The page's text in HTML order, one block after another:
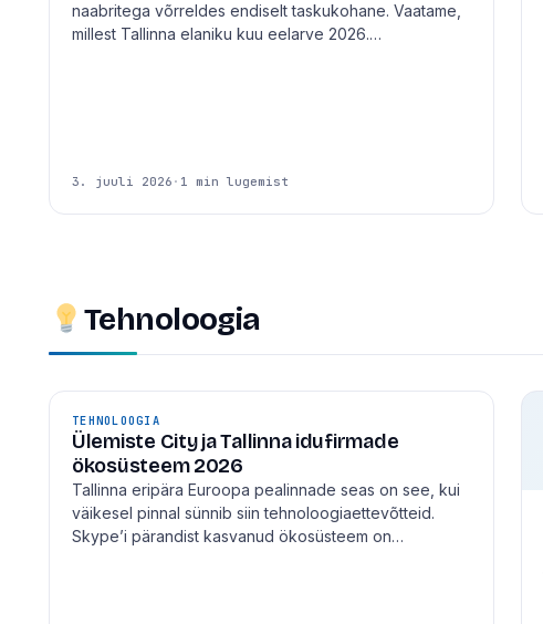
naabritega võrreldes endiselt taskukohane. Vaatame,
millest Tallinna elaniku kuu eelarve 2026.…
3. juuli 2026 · 1 min lugemist
Tehnoloogia
TEHNOLOOGIA
Ülemiste City ja Tallinna idufirmade
ökosüsteem 2026
Tallinna eripära Euroopa pealinnade seas on see, kui
väikesel pinnal sünnib siin tehnoloogiaettevõtteid.
Skype’i pärandist kasvanud ökosüsteem on…